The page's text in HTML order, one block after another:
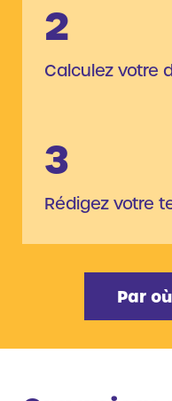
2
Calculez votre
3
Rédigez votre
Par